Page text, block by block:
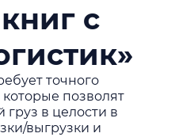
с
точного
позволят
в целости в
выгрузки и